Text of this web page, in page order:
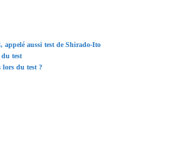
appelé aussi test de Shirado-Ito
test
lors du test ?